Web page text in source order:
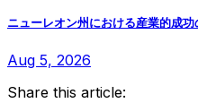
ニューレオン州における産業的成
Aug 5, 2026
Share this article: